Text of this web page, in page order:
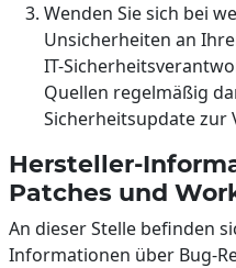
Wenden Sie sich bei
Unsicherheiten an
IT-
Quellen regelmäßig
Sicherheitsupdate zur
Hersteller-
Patches und
An dieser Stelle befinden
Informationen über Bug-